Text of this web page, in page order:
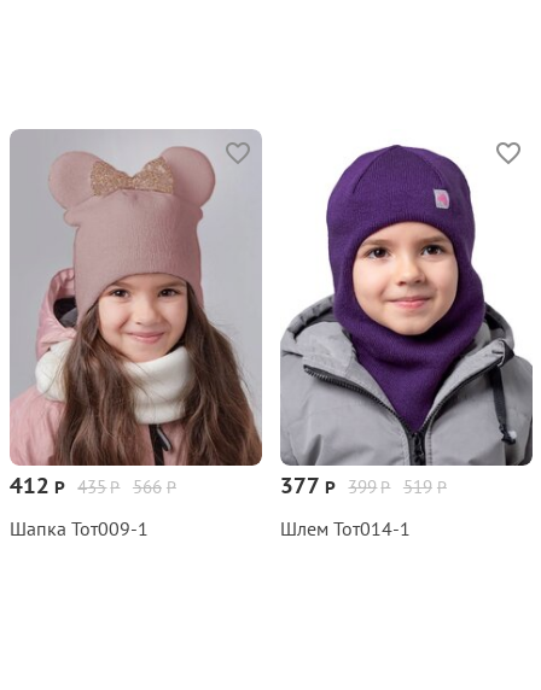
566 Р
435Р
412 Р
Шапка Тот009‑1
519 Р
399Р
377 Р
Шлем Тот014‑1